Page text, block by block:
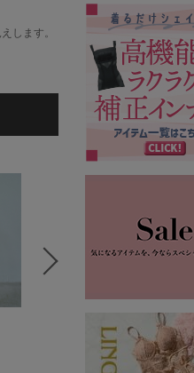
します。
VERY STORE
シャツ/ブラウス